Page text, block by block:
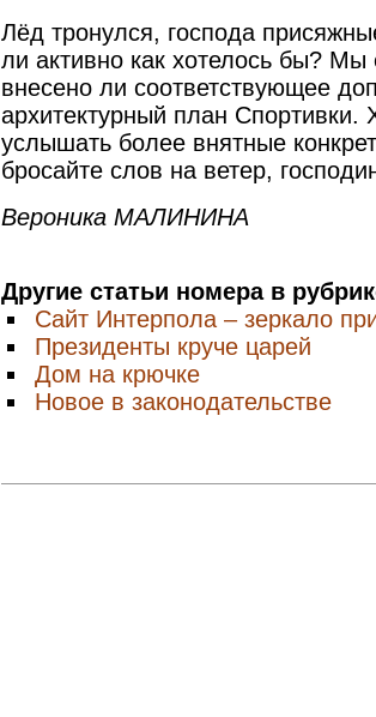
Лёд тронулся, господа
ли активно как хотелось бы?
внесено ли соответствующее
архитектурный план Спортивки.
услышать более внятные
бросайте слов на ветер,
Вероника МАЛИНИНА
Другие статьи номера в
Сайт Интерпола – зеркало
Президенты круче царей
Дом на крючке
Новое в законодательстве